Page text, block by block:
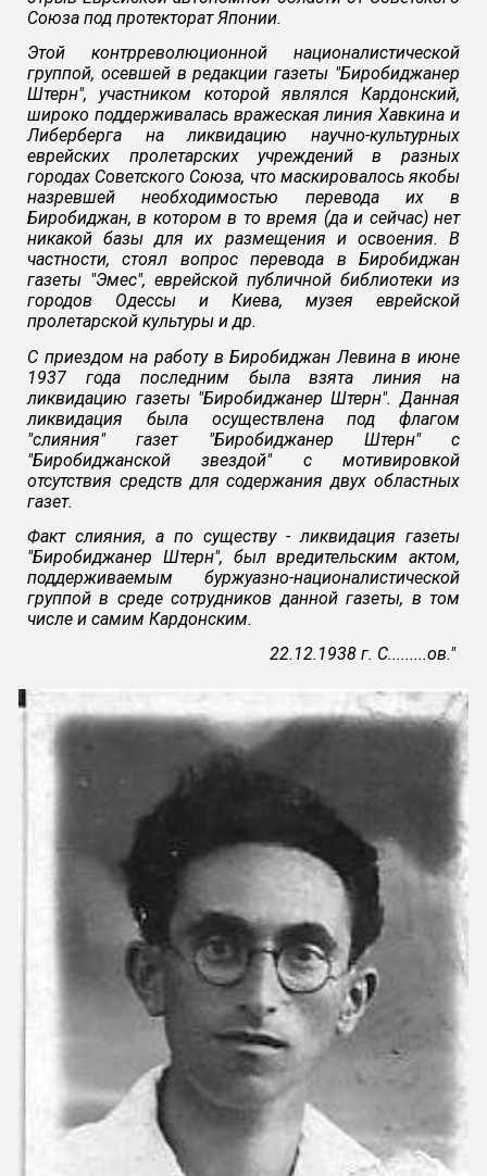
Союза под протекторат Японии.
Этой контрреволюционной националистической
группой, осевшей в редакции газеты "Биробиджанер
Штерн", участником которой являлся Кардонский,
широко поддерживалась вражеская линия Хавкина и
Либерберга на ликвидацию научно-культурных
еврейских пролетарских учреждений в разных
городах Советского Союза, что маскировалось якобы
назревшей необходимостью перевода их в
Биробиджан, в котором в то время (да и сейчас) нет
никакой базы для их размещения и освоения. В
частности, стоял вопрос перевода в Биробиджан
газеты "Эмес", еврейской публичной библиотеки из
городов Одессы и Киева, музея еврейской
пролетарской культуры и др.
С приездом на работу в Биробиджан Левина в июне
1937 года последним была взята линия на
ликвидацию газеты "Биробиджанер Штерн". Данная
ликвидация была осуществлена под флагом
"слияния" газет "Биробиджанер Штерн" с
"Биробиджанской звездой" с мотивировкой
отсутствия средств для содержания двух областных
газет.
Факт слияния, а по существу - ликвидация газеты
"Биробиджанер Штерн", был вредительским актом,
поддерживаемым буржуазно-националистической
группой в среде сотрудников данной газеты, в том
числе и самим Кардонским.
22.12.1938 г. С.........ов."